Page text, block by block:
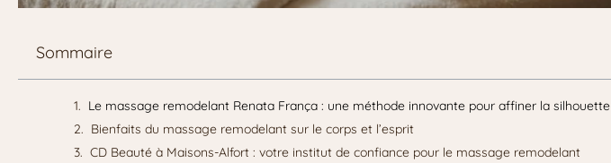
Sommaire
Le massage remodelant Renata França : une méthode innovante pour affiner la silhouette
Bienfaits du massage remodelant sur le corps et l’esprit
CD Beauté à Maisons-Alfort : votre institut de confiance pour le massage remodelant